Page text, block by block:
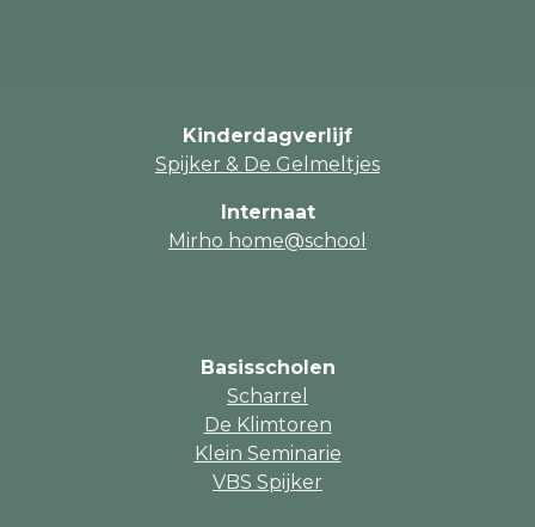
Kinderdagverlijf
Spijker & De Gelmeltjes
Internaat
Mirho home@school
Basisscholen
Scharrel
De Klimtoren
Klein Seminarie
VBS Spijker